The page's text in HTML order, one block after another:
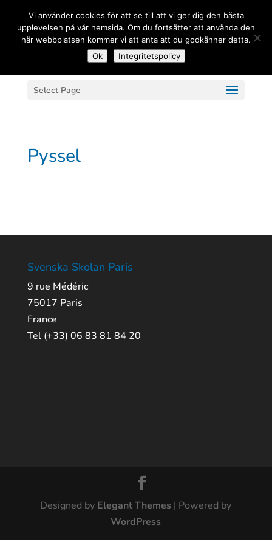
Select Page
Pyssel
Svenska Skolan Paris
9 rue Médéric
75017 Paris
France
Tel (+33) 06 83 81 84 20
Designed by Elegant Themes | Powered by
WordPress
Vi använder cookies för att se till att vi ger dig den bästa
upplevelsen på vår hemsida. Om du fortsätter att använda den
här webbplatsen kommer vi att anta att du godkänner detta.
Ok
Integritetspolicy